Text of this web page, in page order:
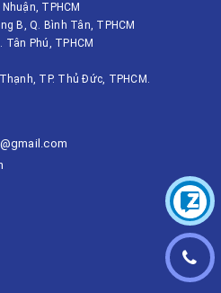
TPHCM
B, Q. Bình Tân, TPHCM
Tân Phú, TPHCM
TP. Thủ Đức, TPHCM.